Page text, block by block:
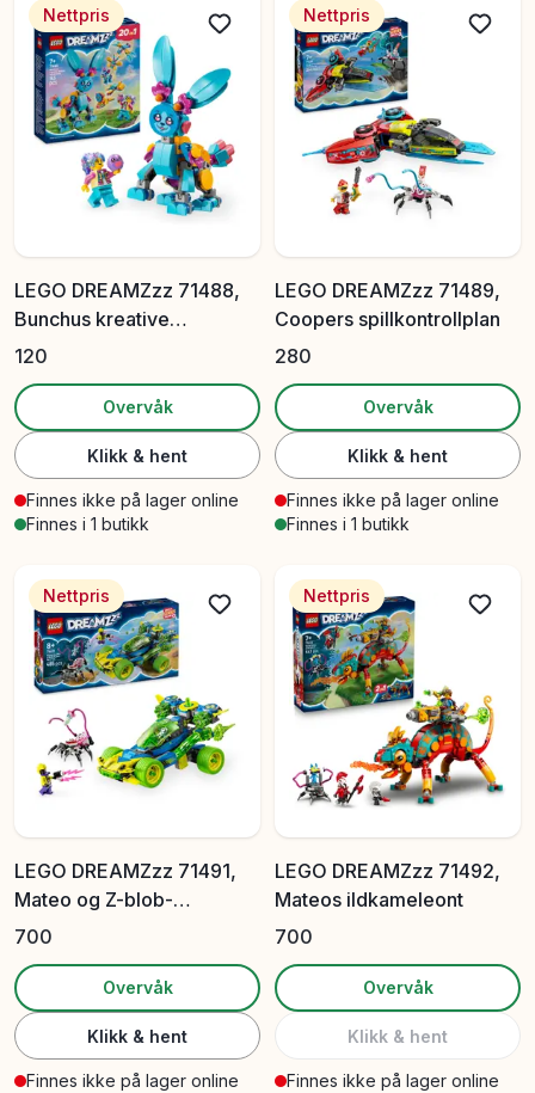
Nettpris
LEGO DREAMZzz 71488,
Bunchus kreative
dyreventyr
120
Overvåk
Klikk & hent
Finnes ikke på lager online
Finnes i 1 butikk
Nettpris
LEGO DREAMZzz 71489,
Coopers spillkontrollplan
280
Overvåk
Klikk & hent
Finnes ikke på lager online
Finnes i 1 butikk
Nettpris
LEGO DREAMZzz 71491,
Mateo og Z-blob-
racerbilen
700
Overvåk
Klikk & hent
Finnes ikke på lager online
Nettpris
LEGO DREAMZzz 71492,
Mateos ildkameleont
700
Overvåk
Klikk & hent
Finnes ikke på lager online